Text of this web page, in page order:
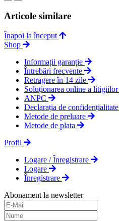
Articole similare
Înapoi la început
Shop
Informații garanție
Întrebări frecvente
Retragere în 14 zile
Soluționarea online a litigiilor
ANPC
Declarația de confidențialitate
Metode de preluare
Metode de plata
Profil
Logare / Înregistrare
Logare
Înregistrare
Abonament la newsletter